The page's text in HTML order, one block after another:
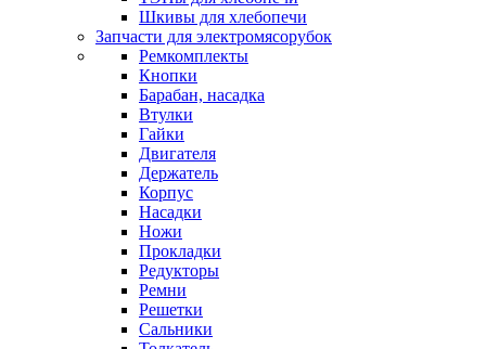
Шкивы для хлебопечи
Запчасти для электромясорубок
Ремкомплекты
Кнопки
Барабан, насадка
Втулки
Гайки
Двигателя
Держатель
Корпус
Насадки
Ножи
Прокладки
Редукторы
Ремни
Решетки
Сальники